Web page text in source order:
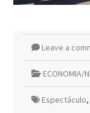
Leave a
ECONOMIA/
Espectáculo,